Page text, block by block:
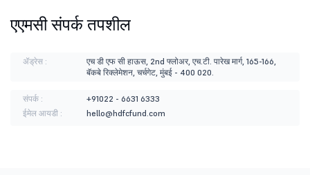
एएमसी संपर्क तपशील
ॲड्रेस :
एच डी एफ सी हाऊस, 2nd फ्लोअर, एच.टी. पारेख मार्ग, 165-166,
बॅकबे रिक्लेमेशन, चर्चगेट, मुंबई - 400 020.
संपर्क :
+91022 - 6631 6333
ईमेल आयडी :
hello@hdfcfund.com